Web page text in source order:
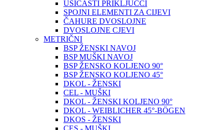
UŠICASTI PRIKLJUČCI
SPOJNI ELEMENTI ZA CIJEVI
ČAHURE DVOSLOJNE
DVOSLOJNE CJEVI
METRIČNI
BSP ŽENSKI NAVOJ
BSP MUŠKI NAVOJ
BSP ŽENSKO KOLJENO 90°
BSP ŽENSKO KOLJENO 45°
DKOL - ŽENSKI
CEL - MUŠKI
DKOL - ŽENSKI KOLJENO 90°
DKOL - WEIBLICHER 45°-BÖGEN
DKOS - ŽENSKI
CES - MUŠKI